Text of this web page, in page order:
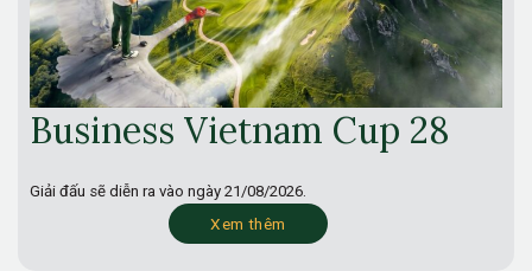
Business Vietnam Cup 28
Giải đấu sẽ diễn ra vào ngày 21/08/2026.
Xem thêm